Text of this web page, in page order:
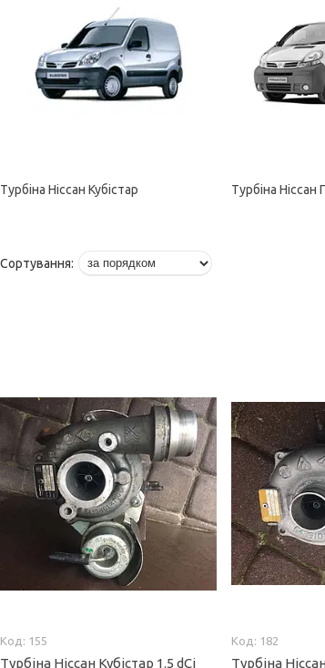
Турбіна Ніссан Кубістар Турбіна Ніссан
155
Турбіна Ніссан Кубістар 1.5 dCi
182
Турбіна